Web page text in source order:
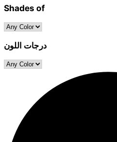
Shades of
درجات اللون